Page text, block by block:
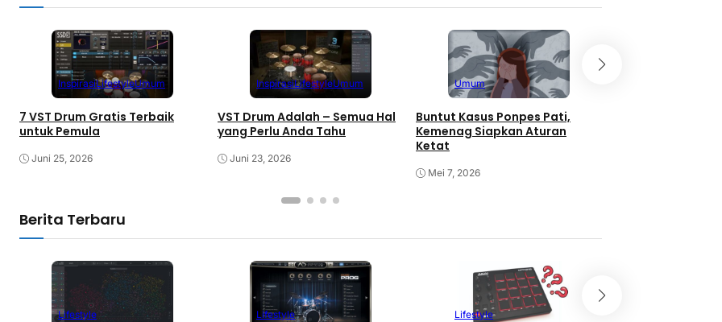
InspirasiLifestyleUmum
7 VST Drum Gratis Terbaik
untuk Pemula
Juni 25, 2026
InspirasiLifestyleUmum
VST Drum Adalah – Semua Hal
yang Perlu Anda Tahu
Juni 23, 2026
Umum
Buntut Kasus Ponpes Pati,
Kemenag Siapkan Aturan
Ketat
Mei 7, 2026
Berita Terbaru
Lifestyle Lifestyle Lifestyle